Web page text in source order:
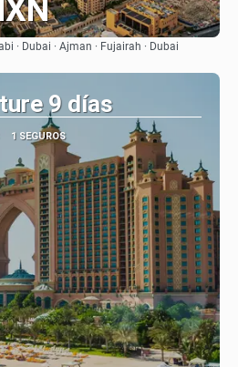
· Dubai · Ajman · Fujairah · Dubai
9 días
1 SEGUROS